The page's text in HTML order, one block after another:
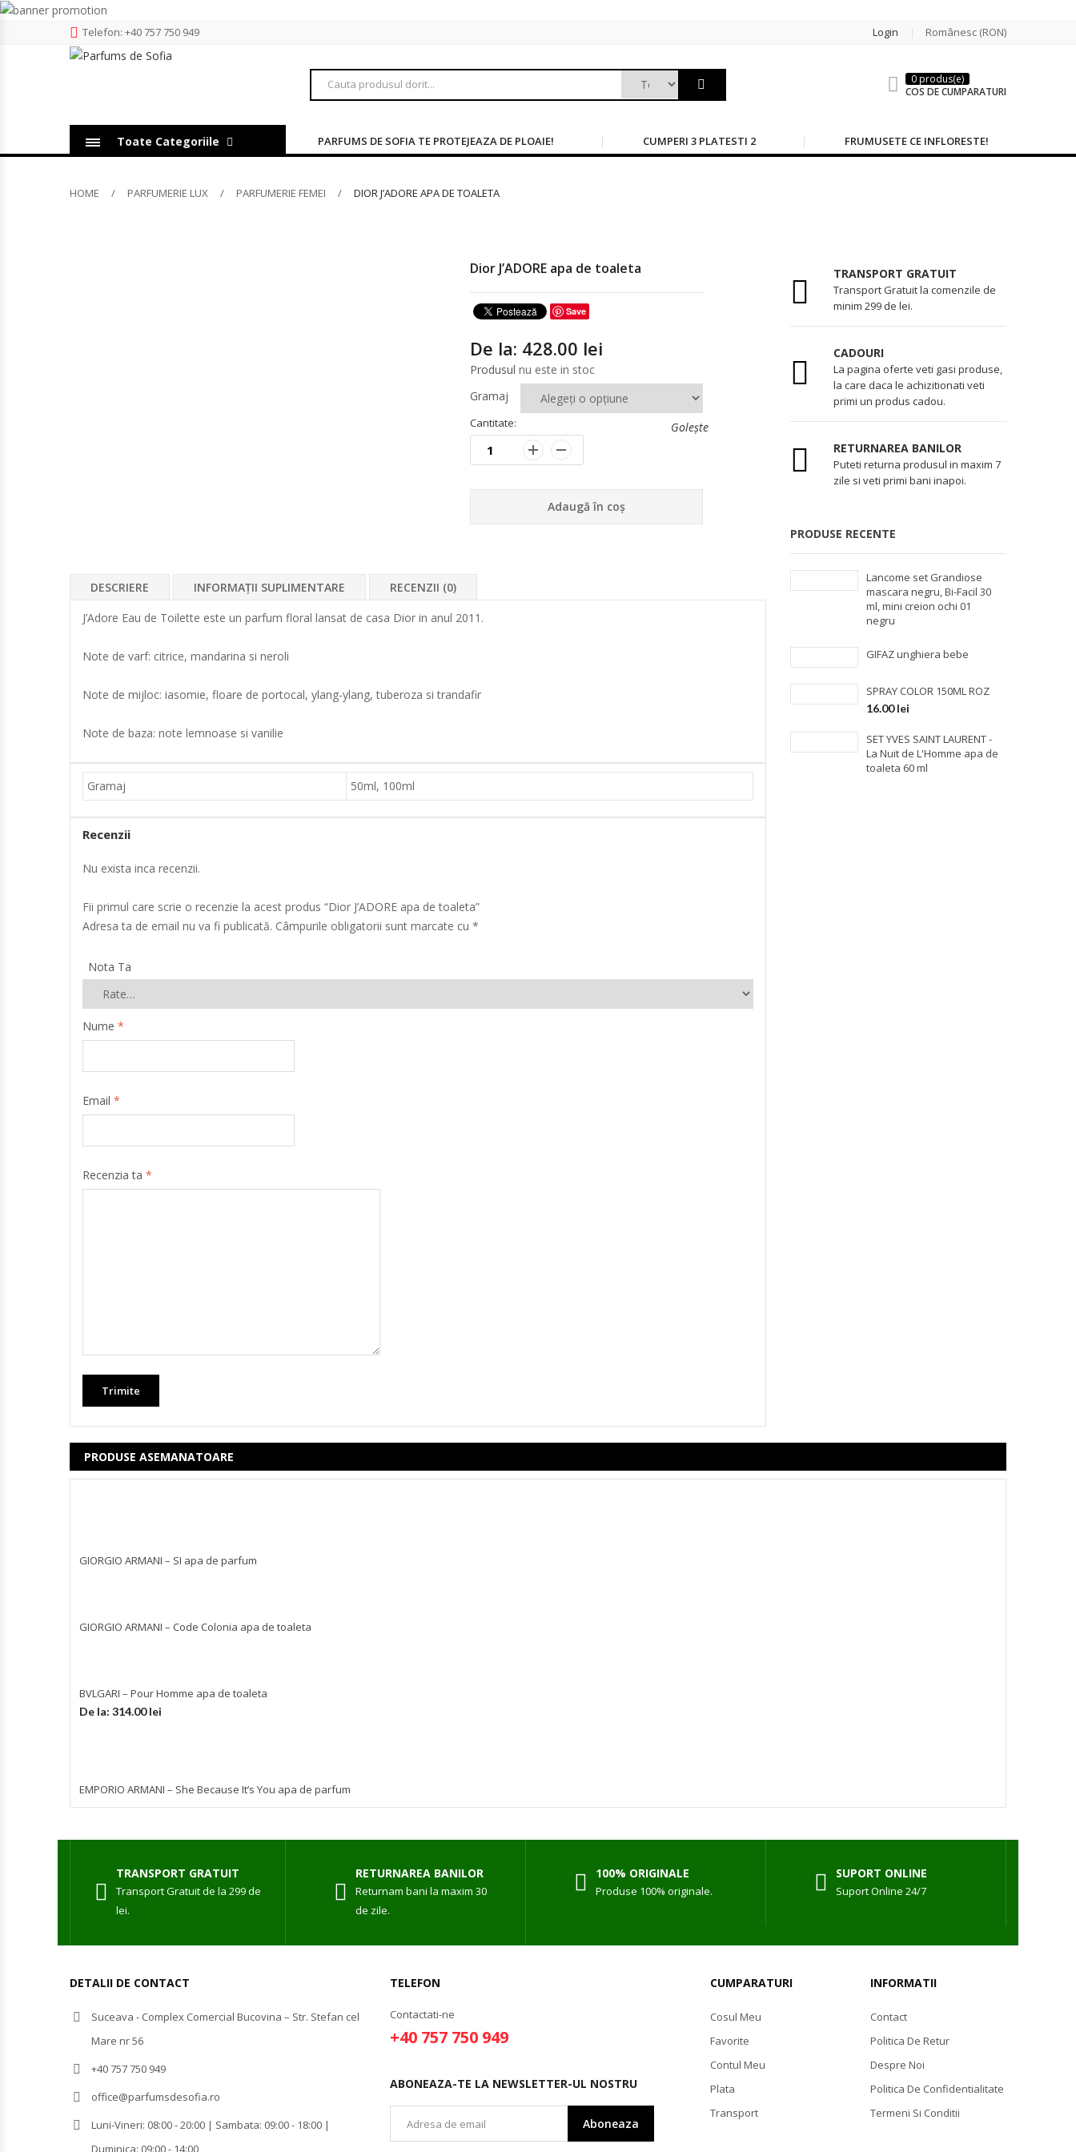
Telefon: +40 757 750 949 Login Românesc (RON)
0 produs(e)
COS DE CUMPARATURI
Toate Categoriile PARFUMS DE SOFIA TE PROTEJEAZA DE PLOAIE! CUMPERI 3 PLATESTI 2 FRUMUSETE CE INFLORESTE!
HOME PARFUMERIE LUX PARFUMERIE FEMEI DIOR J’ADORE APA DE TOALETA
Dior J’ADORE apa de toaleta
Save
De la: 428.00 lei
Produsul nu este in stoc
Gramaj
Golește
Cantitate:
Adaugă în coș
DESCRIERE INFORMAȚII SUPLIMENTARE RECENZII (0)
J’Adore Eau de Toilette este un parfum floral lansat de casa Dior in anul 2011.
Note de varf: citrice, mandarina si neroli
Note de mijloc: iasomie, floare de portocal, ylang-ylang, tuberoza si trandafir
Note de baza: note lemnoase si vanilie
Gramaj 50ml, 100ml
Recenzii
Nu exista inca recenzii.
Fii primul care scrie o recenzie la acest produs “Dior J’ADORE apa de toaleta”
Adresa ta de email nu va fi publicată. Câmpurile obligatorii sunt marcate cu *
Nota Ta
Nume *
Email *
Recenzia ta *
TRANSPORT GRATUIT
Transport Gratuit la comenzile de
minim 299 de lei.
CADOURI
La pagina oferte veti gasi produse,
la care daca le achizitionati veti
primi un produs cadou.
RETURNAREA BANILOR
Puteti returna produsul in maxim 7
zile si veti primi bani inapoi.
PRODUSE RECENTE
Lancome set Grandiose
mascara negru, Bi-Facil 30
ml, mini creion ochi 01
negru
GIFAZ unghiera bebe
SPRAY COLOR 150ML ROZ
16.00lei
SET YVES SAINT LAURENT -
La Nuit de L'Homme apa de
toaleta 60 ml
PRODUSE ASEMANATOARE
GIORGIO ARMANI – SI apa de parfum
GIORGIO ARMANI – Code Colonia apa de toaleta
BVLGARI – Pour Homme apa de toaleta
De la: 314.00lei
EMPORIO ARMANI – She Because It’s You apa de parfum
TRANSPORT GRATUIT
Transport Gratuit de la 299 de
lei.
RETURNAREA BANILOR
Returnam bani la maxim 30
de zile.
100% ORIGINALE
Produse 100% originale.
SUPORT ONLINE
Suport Online 24/7
DETALII DE CONTACT
Suceava - Complex Comercial Bucovina – Str. Stefan cel
Mare nr 56
+40 757 750 949
office@parfumsdesofia.ro
Luni-Vineri: 08:00 - 20:00 | Sambata: 09:00 - 18:00 |
Duminica: 09:00 - 14:00
TELEFON
Contactati-ne
+40 757 750 949
ABONEAZA-TE LA NEWSLETTER-UL NOSTRU
Aboneaza
CUMPARATURI
Cosul Meu
Favorite
Contul Meu
Plata
Transport
INFORMATII
Contact
Politica De Retur
Despre Noi
Politica De Confidentialitate
Termeni Si Conditii